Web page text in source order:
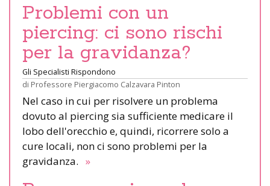
Problemi con un
piercing: ci sono rischi
per la gravidanza?
Gli Specialisti Rispondono
di Professore Piergiacomo Calzavara Pinton
Nel caso in cui per risolvere un problema
dovuto al piercing sia sufficiente medicare il
lobo dell'orecchio e, quindi, ricorrere solo a
cure locali, non ci sono problemi per la
gravidanza. »